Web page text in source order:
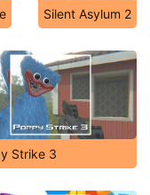
Silent Asylum 2
Strike 3